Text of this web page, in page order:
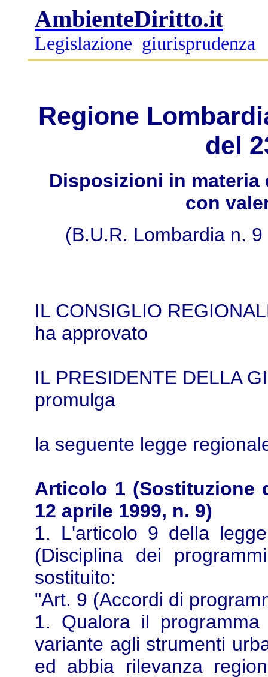
AmbienteDiritto.it
Legislazione giurisprudenza
Regione
del
Disposizioni in materia
con
(B.U.R. Lombardia n.
IL CONSIGLIO
ha approvato
IL PRESIDENTE DELLA
promulga
la seguente legge
Articolo 1 (Sostituzione
12 aprile 1999, n. 9)
1. L'articolo 9 della
(Disciplina dei
sostituito:
"Art. 9 (Accordi di
1. Qualora il
variante agli strumenti
ed abbia rilevanza